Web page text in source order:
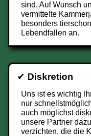
sind. Auf Wunsch
vermittelte
besonders
Lebendfallen an.
✔ Diskretion
Uns ist es wichtig
nur
auch möglichst
unsere Partner
verzichten, die die